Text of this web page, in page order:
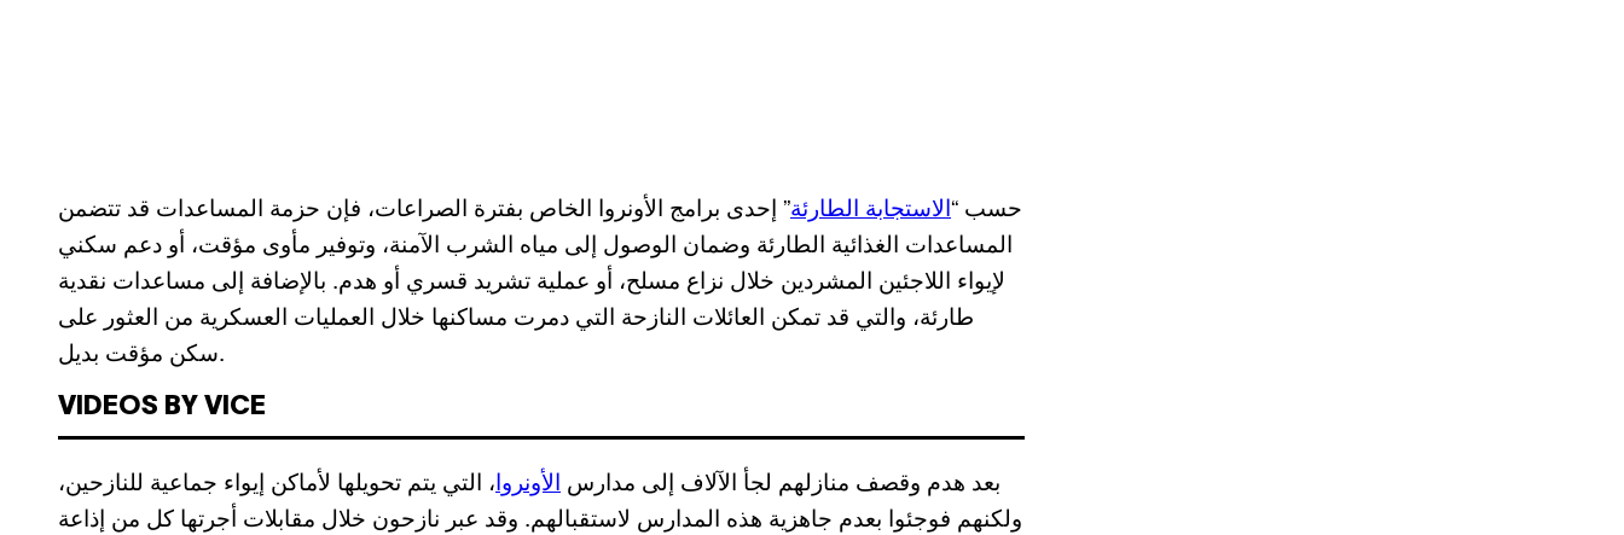
حسب “الاستجابة الطارئة” إحدى برامج الأونروا الخاص بفترة الصراعات، فإن حزمة المساعدات قد تتضمن
المساعدات الغذائية الطارئة وضمان الوصول إلى مياه الشرب الآمنة، وتوفير مأوى مؤقت، أو دعم سكني
لإيواء اللاجئين المشردين خلال نزاع مسلح، أو عملية تشريد قسري أو هدم. بالإضافة إلى مساعدات نقدية
طارئة، والتي قد تمكن العائلات النازحة التي دمرت مساكنها خلال العمليات العسكرية من العثور على
سكن مؤقت بديل.
VIDEOS BY VICE
بعد هدم وقصف منازلهم لجأ الآلاف إلى مدارس الأونروا، التي يتم تحويلها لأماكن إيواء جماعية للنازحين،
ولكنهم فوجئوا بعدم جاهزية هذه المدارس لاستقبالهم. وقد عبر نازحون خلال مقابلات أجرتها كل من إذاعة